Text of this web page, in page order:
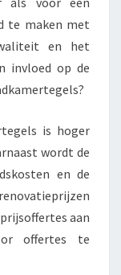
te maken met
en het
invloed op de
is hoger
wordt de
en de
aan
offertes te